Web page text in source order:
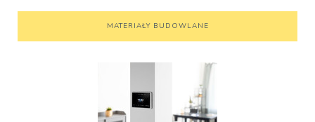
MATERIAŁY BUDOWLANE